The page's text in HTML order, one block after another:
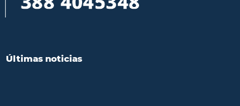
Últimas noticias